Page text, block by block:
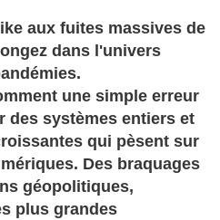
aux fuites massives de
dans l'univers
une simple erreur
des systèmes entiers et
qui pèsent sur
Des braquages
géopolitiques,
plus grandes